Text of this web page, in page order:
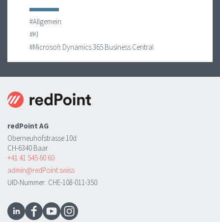
#Allgemein
#KI
#Microsoft Dynamics 365 Business Central
redPoint AG
Oberneuhofstrasse 10d
CH-6340 Baar
+41 41 545 60 60
admin@redPoint.swiss
UID-Nummer: CHE-108-011-350